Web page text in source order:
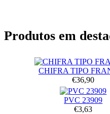
Produtos em
CHIFRA TIPO
€36,90
PVC 23909
€3,63